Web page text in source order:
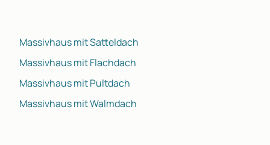
Massivhaus mit Satteldach
Massivhaus mit Flachdach
Massivhaus mit Pultdach
Massivhaus mit Walmdach